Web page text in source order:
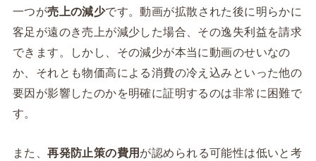
一つが売上の減少です。動画が拡散された後に明らかに
客足が遠のき売上が減少した場合、その逸失利益を請求
できます。しかし、その減少が本当に動画のせいなの
か、それとも物価高による消費の冷え込みといった他の
要因が影響したのかを明確に証明するのは非常に困難で
す。
また、再発防止策の費用が認められる可能性は低いと考